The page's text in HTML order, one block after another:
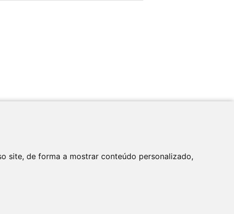
site, de forma a mostrar conteúdo personalizado,